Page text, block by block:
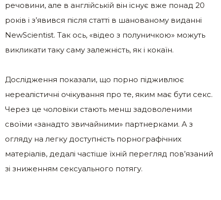
речовини, але в англійській він існує вже понад 20
років і з’явився після статті в шанованому виданні
NewScientist. Так ось, «відео з полуничкою» можуть
викликати таку саму залежність, як і кокаїн.
Дослідження показали, що порно підживлює
нереалістичні очікування про те, яким має бути секс.
Через це чоловіки стають менш задоволеними
своїми «занадто звичайними» партнерками. А з
огляду на легку доступність порнографічних
матеріалів, дедалі частіше їхній перегляд пов’язаний
зі зниженням сексуального потягу.